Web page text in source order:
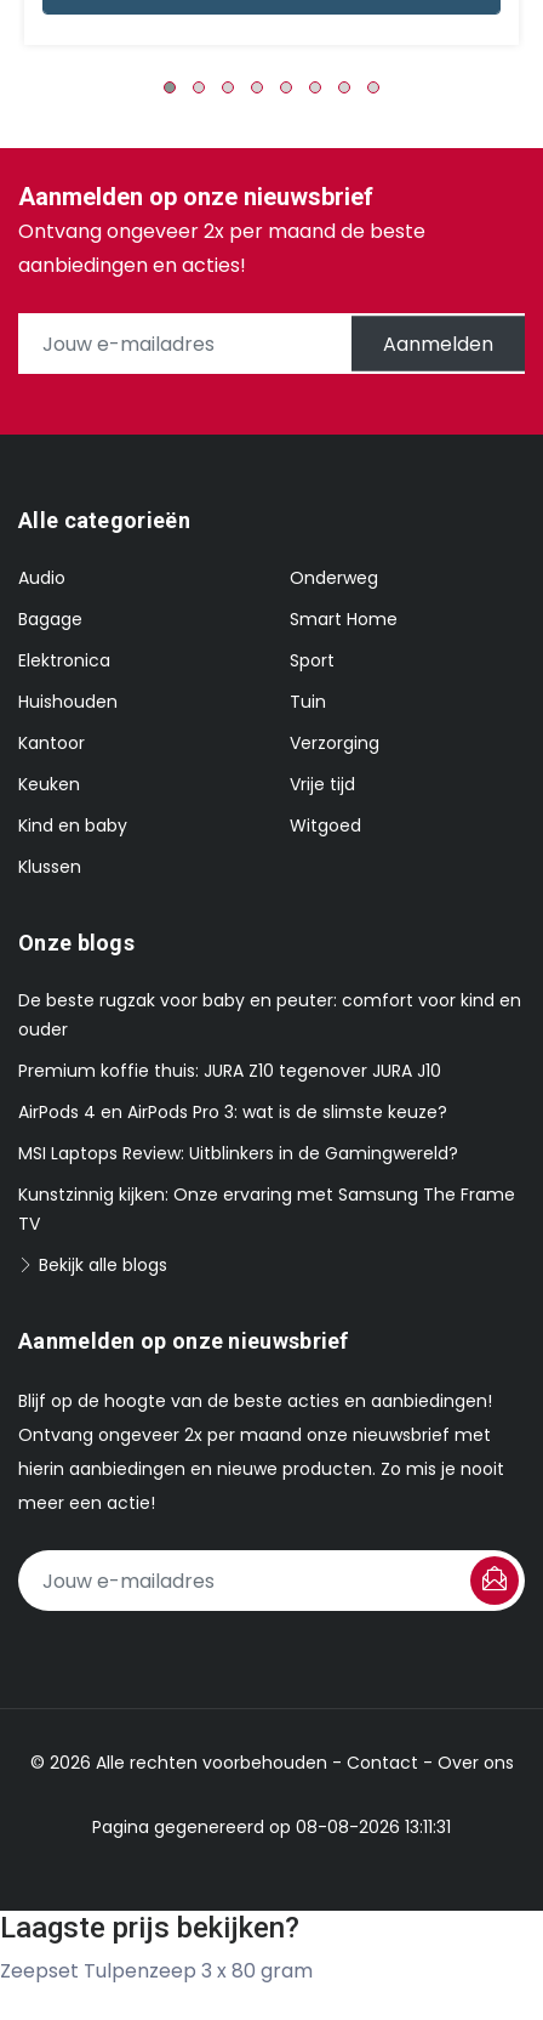
Aanmelden op onze nieuwsbrief
Ontvang ongeveer 2x per maand de beste
aanbiedingen en acties!
Aanmelden
Alle categorieën
Audio
Bagage
Elektronica
Huishouden
Kantoor
Keuken
Kind en baby
Klussen
Onderweg
Smart Home
Sport
Tuin
Verzorging
Vrije tijd
Witgoed
Onze blogs
De beste rugzak voor baby en peuter: comfort voor kind en
ouder
Premium koffie thuis: JURA Z10 tegenover JURA J10
AirPods 4 en AirPods Pro 3: wat is de slimste keuze?
MSI Laptops Review: Uitblinkers in de Gamingwereld?
Kunstzinnig kijken: Onze ervaring met Samsung The Frame
TV
Bekijk alle blogs
Aanmelden op onze nieuwsbrief
Blijf op de hoogte van de beste acties en aanbiedingen!
Ontvang ongeveer 2x per maand onze nieuwsbrief met
hierin aanbiedingen en nieuwe producten. Zo mis je nooit
meer een actie!
© 2026 Alle rechten voorbehouden - Contact - Over ons
Pagina gegenereerd op 08-08-2026 13:11:31
Laagste prijs bekijken?
Zeepset Tulpenzeep 3 x 80 gram